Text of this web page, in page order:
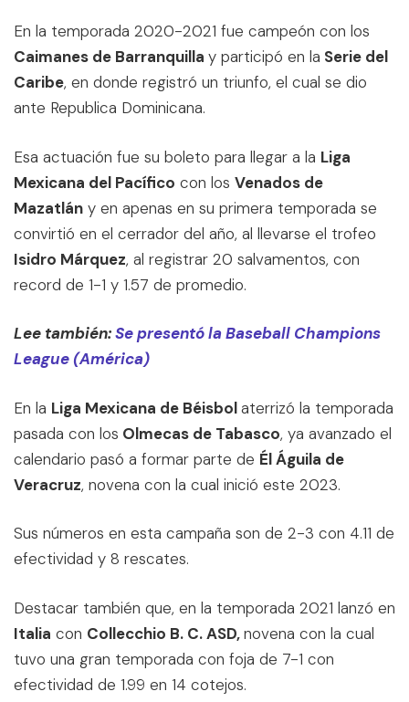
En la temporada 2020-2021 fue campeón con los
Caimanes de Barranquilla y participó en la Serie del
Caribe, en donde registró un triunfo, el cual se dio
ante Republica Dominicana.
Esa actuación fue su boleto para llegar a la Liga
Mexicana del Pacífico con los Venados de
Mazatlán y en apenas en su primera temporada se
convirtió en el cerrador del año, al llevarse el trofeo
Isidro Márquez, al registrar 20 salvamentos, con
record de 1-1 y 1.57 de promedio.
Lee también:Se presentó la Baseball Champions
League (América)
En la Liga Mexicana de Béisbolaterrizó la temporada
pasada con los Olmecas de Tabasco, ya avanzado el
calendario pasó a formar parte de Él Águila de
Veracruz, novena con la cual inició este 2023.
Sus números en esta campaña son de 2-3 con 4.11 de
efectividad y 8 rescates.
Destacar también que, en la temporada 2021 lanzó en
Italia con Collecchio B. C. ASD,novena con la cual
tuvo una gran temporada con foja de 7-1 con
efectividad de 1.99 en 14 cotejos.